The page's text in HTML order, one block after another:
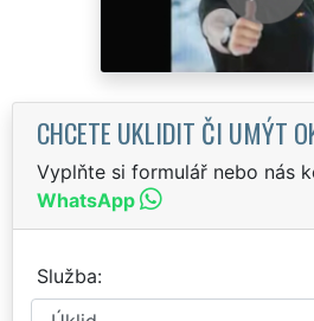
CHCETE UKLIDIT ČI UMÝT
Vyplňte si formulář nebo nás
WhatsApp
Služba